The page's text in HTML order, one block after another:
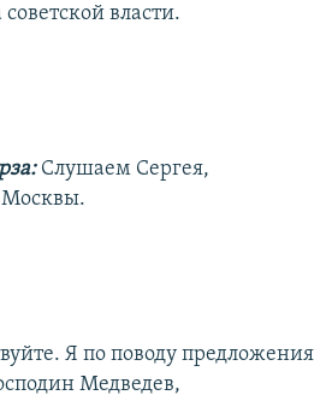
власти.
Слушаем Сергея,
Москвы.
Я по поводу предложения
Медведев,